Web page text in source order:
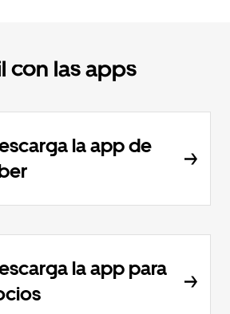
con las apps
la app de
la app para